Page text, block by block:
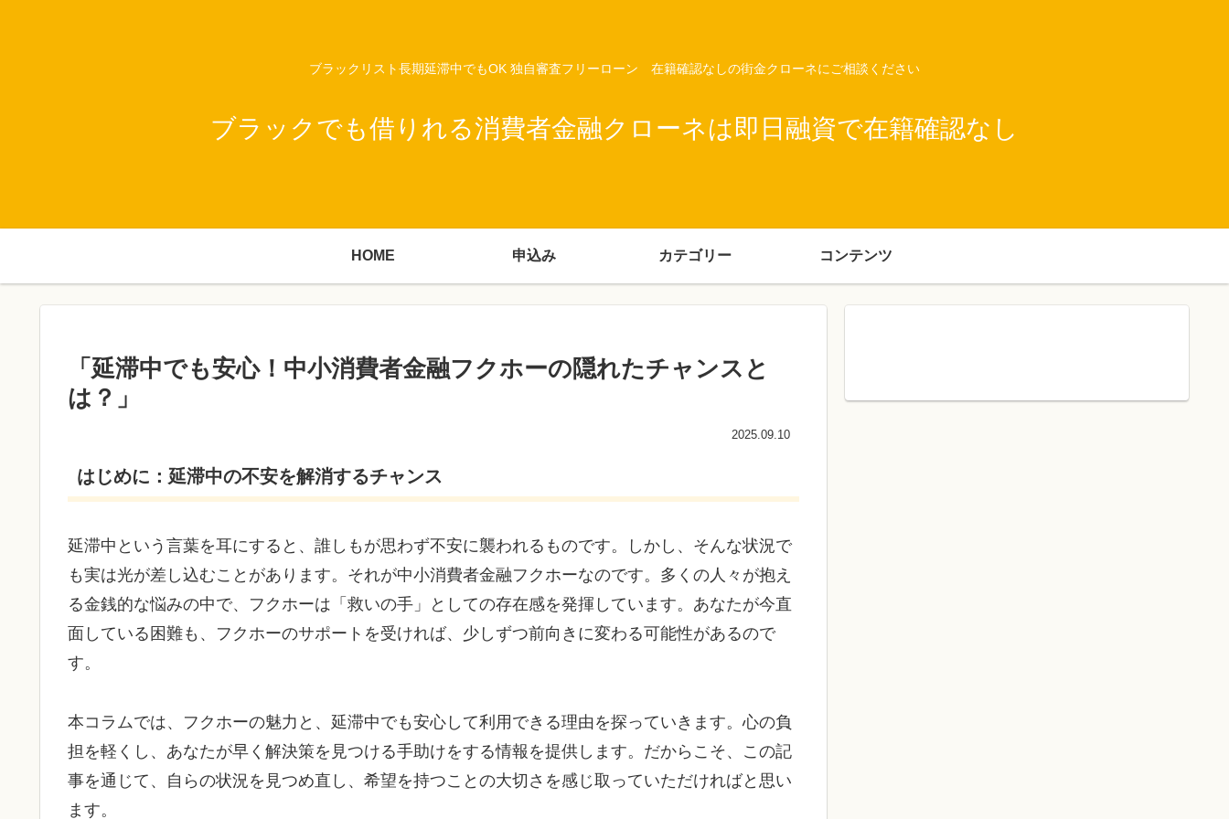
ブラックリスト長期延滞中でもOK 独自審査フリーローン 在籍確認なしの街金クローネにご相談ください
ブラックでも借りれる消費者金融クローネは即日融資で在籍確認なし
HOME 申込み カテゴリー コンテンツ
「延滞中でも安心！中小消費者金融フクホーの隠れたチャンスと
は？」
2025.09.10
はじめに：延滞中の不安を解消するチャンス
延滞中という言葉を耳にすると、誰しもが思わず不安に襲われるものです。しかし、そんな状況で
も実は光が差し込むことがあります。それが中小消費者金融フクホーなのです。多くの人々が抱え
る金銭的な悩みの中で、フクホーは「救いの手」としての存在感を発揮しています。あなたが今直
面している困難も、フクホーのサポートを受ければ、少しずつ前向きに変わる可能性があるので
す。
本コラムでは、フクホーの魅力と、延滞中でも安心して利用できる理由を探っていきます。心の負
担を軽くし、あなたが早く解決策を見つける手助けをする情報を提供します。だからこそ、この記
事を通じて、自らの状況を見つめ直し、希望を持つことの大切さを感じ取っていただければと思い
ます。